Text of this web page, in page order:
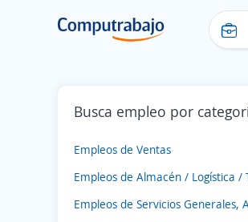
Busca empleo por
Empleos de Ventas
Empleos de Almacén / Logística /
Empleos de Servicios Generales,